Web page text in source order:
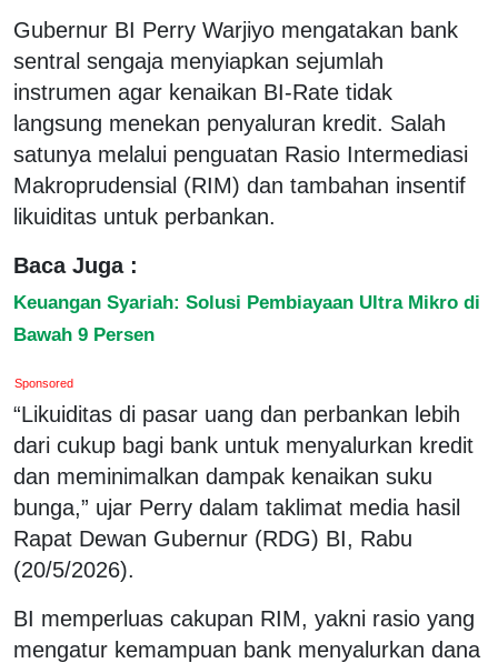
Gubernur BI Perry Warjiyo mengatakan bank
sentral sengaja menyiapkan sejumlah
instrumen agar kenaikan BI-Rate tidak
langsung menekan penyaluran kredit. Salah
satunya melalui penguatan Rasio Intermediasi
Makroprudensial (RIM) dan tambahan insentif
likuiditas untuk perbankan.
Baca Juga :
Keuangan Syariah: Solusi Pembiayaan Ultra Mikro di
Bawah 9 Persen
Sponsored
“Likuiditas di pasar uang dan perbankan lebih
dari cukup bagi bank untuk menyalurkan kredit
dan meminimalkan dampak kenaikan suku
bunga,” ujar Perry dalam taklimat media hasil
Rapat Dewan Gubernur (RDG) BI, Rabu
(20/5/2026).
BI memperluas cakupan RIM, yakni rasio yang
mengatur kemampuan bank menyalurkan dana